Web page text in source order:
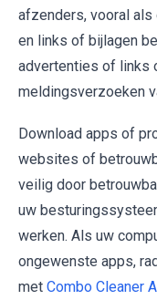
afzenders, vooral
en links of bijlagen
advertenties of links
meldingsverzoeken
Download apps of
websites of
veilig door
uw
werken. Als uw
ongewenste apps,
met Combo Cleaner